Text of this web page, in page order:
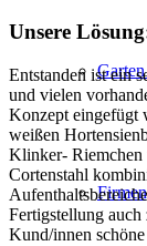
Unsere
Entstanden ist ein
und vielen
Konzept eingefügt
weißen
Klinker- Riemchen
Cortenstahl
Fertigstellung auch
Kund/innen